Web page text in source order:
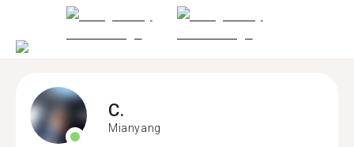
C.
Mianyang